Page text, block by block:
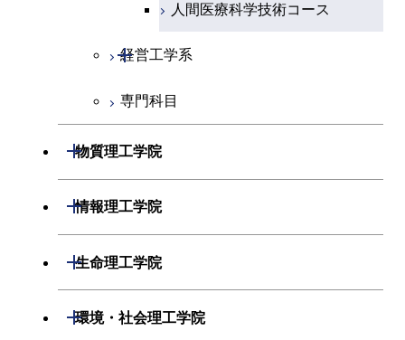
人間医療科学技術コース
人間医療科学技術コース
経営工学系
開閉
経営工学コース
専門科目
物質理工学院
開閉
材料系
開閉
エネルギーコース
応用化学コース
専門科目
情報理工学院
開閉
数理・計算科学系
開閉
生命理工学院
開閉
生命理工学系
開閉
環境・社会理工学院
開閉